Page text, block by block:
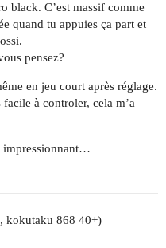
black. C’est massif comme
quand tu appuies ça part et
pensez?
en jeu court après réglage.
à controler, cela m’a
impressionnant…
kokutaku 868 40+)